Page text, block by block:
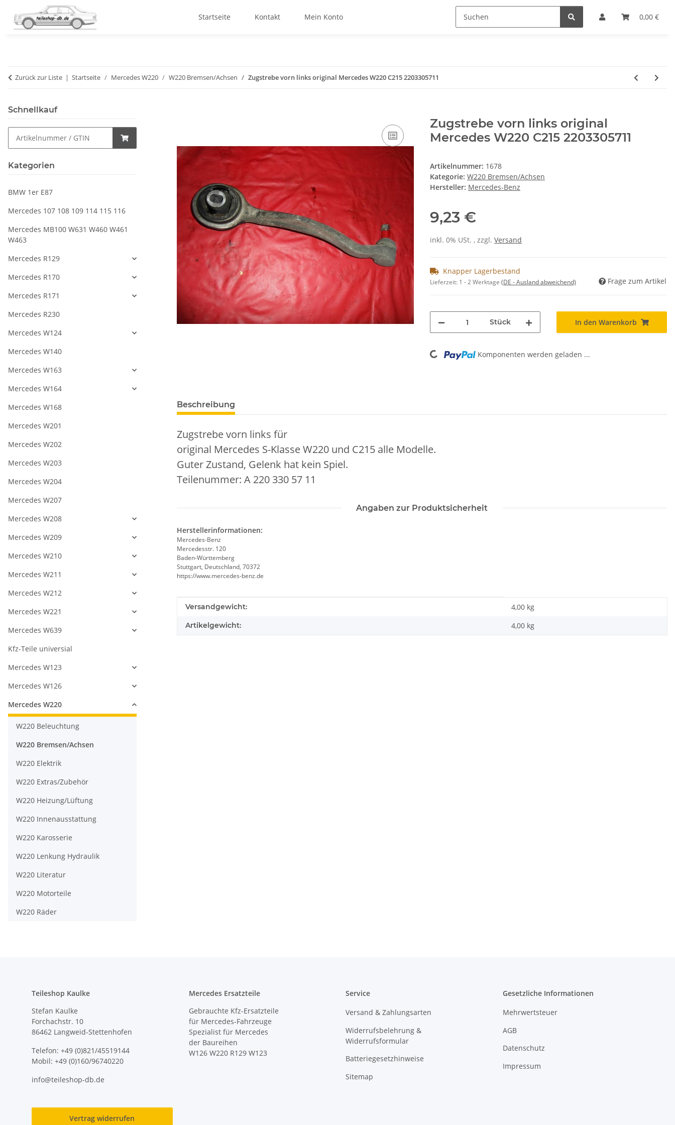
0,00 €
Startseite Kontakt Mein Konto
Zurück zur Liste Startseite Mercedes W220 W220 Bremsen/Achsen Zugstrebe vorn links original Mercedes W220 C215 2203305711
Zugstrebe vorn links original
Mercedes W220 C215 2203305711
Artikelnummer: 1678
Kategorie: W220 Bremsen/Achsen
Hersteller: Mercedes-Benz
9,23 €
inkl. 0% USt. , zzgl. Versand
Knapper Lagerbestand
Lieferzeit: 1 - 2 Werktage (DE - Ausland abweichend) Frage zum Artikel
Stück In den Warenkorb
Loading... Komponenten werden geladen ...
Beschreibung
Zugstrebe vorn links für
original Mercedes S-Klasse W220 und C215 alle Modelle.
Guter Zustand, Gelenk hat kein Spiel.
Teilenummer: A 220 330 57 11
Angaben zur Produktsicherheit
Herstellerinformationen:
Mercedes-Benz
Mercedesstr. 120
Baden-Württemberg
Stuttgart, Deutschland, 70372
https://www.mercedes-benz.de
Produkteigenschaft
Wert
Versandgewicht: 4,00 kg
Artikelgewicht: 4,00 kg
Schnellkauf
Kategorien
BMW 1er E87
Mercedes 107 108 109 114 115 116
Mercedes MB100 W631 W460 W461
W463
Mercedes R129
Mercedes R170
Mercedes R171
Mercedes R230
Mercedes W124
Mercedes W140
Mercedes W163
Mercedes W164
Mercedes W168
Mercedes W201
Mercedes W202
Mercedes W203
Mercedes W204
Mercedes W207
Mercedes W208
Mercedes W209
Mercedes W210
Mercedes W211
Mercedes W212
Mercedes W221
Mercedes W639
Kfz-Teile universial
Mercedes W123
Mercedes W126
Mercedes W220
W220 Beleuchtung
W220 Bremsen/Achsen
W220 Elektrik
W220 Extras/Zubehör
W220 Heizung/Lüftung
W220 Innenausstattung
W220 Karosserie
W220 Lenkung Hydraulik
W220 Literatur
W220 Motorteile
W220 Räder
Teileshop Kaulke
Stefan Kaulke
Forchachstr. 10
86462 Langweid-Stettenhofen
Telefon: +49 (0)821/45519144
Mobil: +49 (0)160/96740220
info@teileshop-db.de
Mercedes Ersatzteile
Gebrauchte Kfz-Ersatzteile
für Mercedes-Fahrzeuge
Spezialist für Mercedes
der Baureihen
W126 W220 R129 W123
Service
Versand & Zahlungsarten
Widerrufsbelehrung &
Widerrufsformular
Batteriegesetzhinweise
Sitemap
Gesetzliche Informationen
Mehrwertsteuer
AGB
Datenschutz
Impressum
Vertrag widerrufen